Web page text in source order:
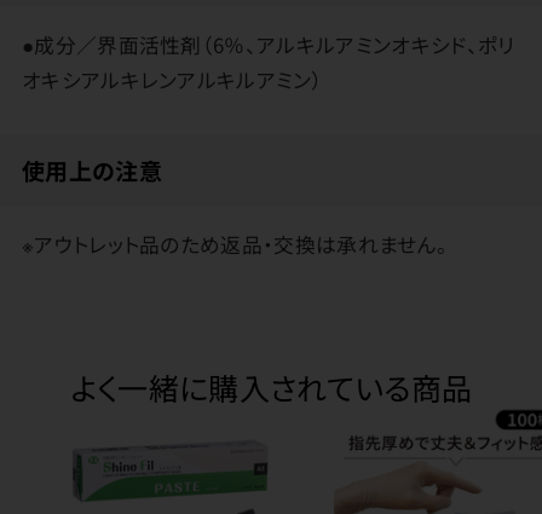
●成分／界面活性剤（6％、アルキルアミンオキシド、ポリ
オキシアルキレンアルキルアミン）
使用上の注意
※アウトレット品のため返品・交換は承れません。
よく一緒に購入されている商品